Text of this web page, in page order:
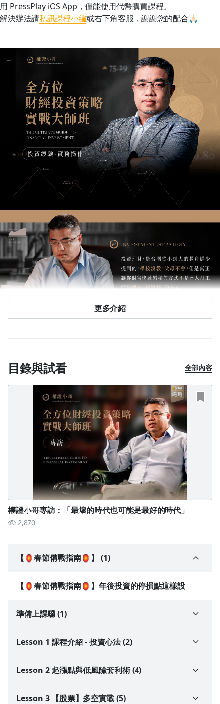
用 PressPlay iOS App，僅能使用代幣購買課程。
解決辦法請私訊課程小編或右下角客服，謝謝您的配合🙏🏻
更多介紹
目錄與試看 全部內容
權證小哥專訪：「最壞的時代也可能是最好的時代」
2,870
【🏮春節備戰指南🏮】 (1)
【🏮春節備戰指南🏮】年後投資的停損點這樣設
準備上課囉 (1)
【開課通知】觀看教學看這邊
Lesson 1 課程介紹 - 投資心法 (2)
1-1 為什麼要了解各種金融商品特性？股票、股期、台
Lesson 2 起漲點與低風險套利術 (4)
2-1 做多放空的基本概念
Lesson 3 【股票】多空實戰 (5)